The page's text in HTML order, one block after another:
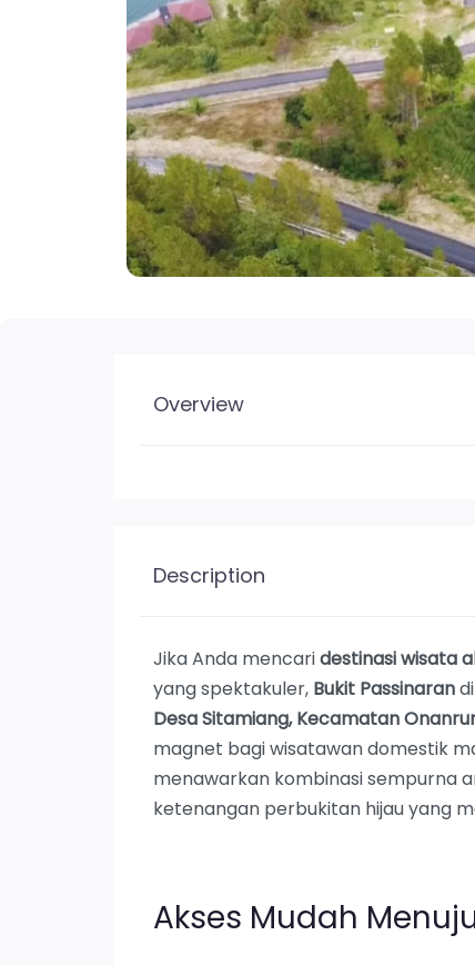
Overview
Description
Jika Anda mencaridestinasi wisata
yang spektakuler, Bukit Passinaran
Desa Sitamiang, Kecamatan
magnet bagi wisatawan domestik
menawarkan kombinasi sempurna
ketenangan perbukitan hijau yang
Akses Mudah